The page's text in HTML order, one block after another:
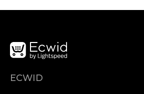
ECWID